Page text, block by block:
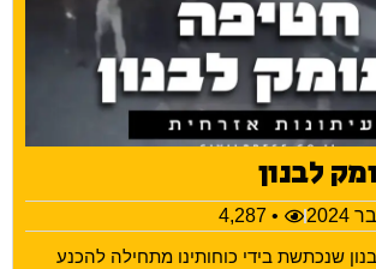
לבנון
• 4,287
שנכתשת בידי כוחותינו מתחילה להכנע